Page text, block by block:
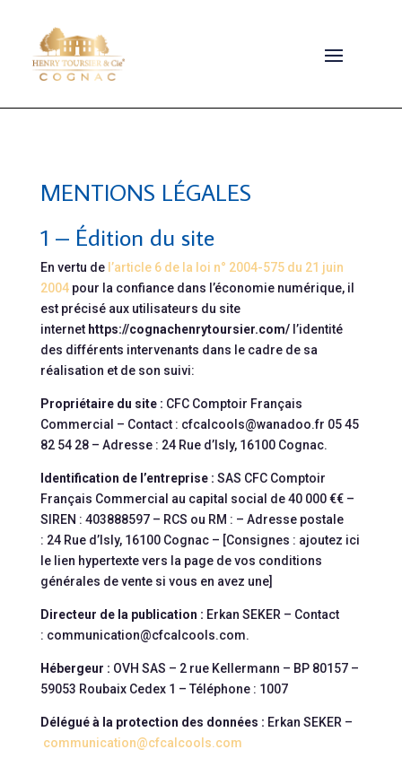
MENTIONS LÉGALES
1 – Édition du site
En vertu de l’article 6 de la loi n° 2004-575 du 21 juin
2004 pour la confiance dans l’économie numérique, il
est précisé aux utilisateurs du site
internet https://cognachenrytoursier.com/ l’identité
des différents intervenants dans le cadre de sa
réalisation et de son suivi:
Propriétaire du site : CFC Comptoir Français
Commercial – Contact : cfcalcools@wanadoo.fr 05 45
82 54 28 – Adresse : 24 Rue d’Isly, 16100 Cognac.
Identification de l’entreprise : SAS CFC Comptoir
Français Commercial au capital social de 40 000 €€ –
SIREN : 403888597 – RCS ou RM : – Adresse postale
: 24 Rue d’Isly, 16100 Cognac – [Consignes : ajoutez ici
le lien hypertexte vers la page de vos conditions
générales de vente si vous en avez une]
Directeur de la publication : Erkan SEKER – Contact
: communication@cfcalcools.com.
Hébergeur : OVH SAS – 2 rue Kellermann – BP 80157 –
59053 Roubaix Cedex 1 – Téléphone : 1007
Délégué à la protection des données : Erkan SEKER –
communication@cfcalcools.com